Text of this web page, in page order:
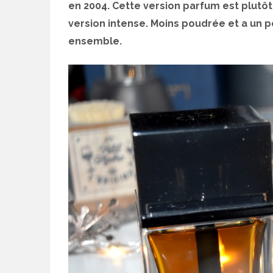
en 2004. Cette version parfum est
version intense. Moins poudrée et a un
ensemble.